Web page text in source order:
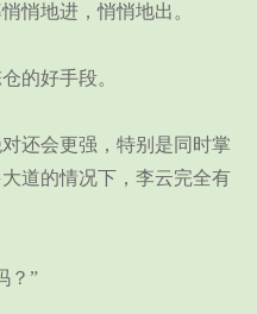
悄地进，悄悄地出。
的好手段。
还会更强，特别是同时掌
道的情况下，李云完全有
？”